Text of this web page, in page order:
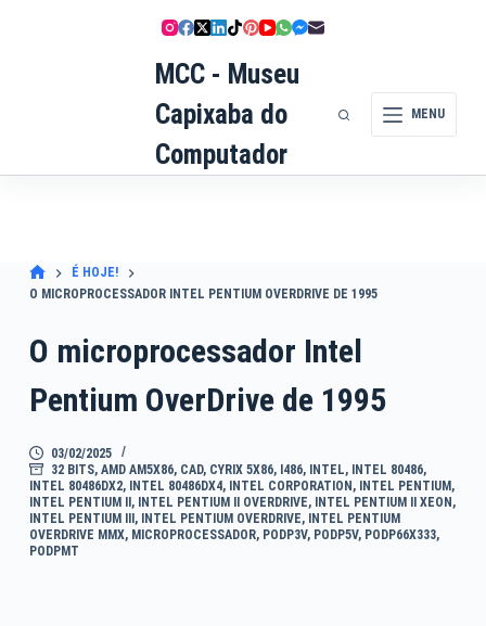
MCC - Museu
Capixaba do
Computador
MENU
É HOJE!
O MICROPROCESSADOR INTEL PENTIUM OVERDRIVE DE 1995
O microprocessador Intel
Pentium OverDrive de 1995
03/02/2025
32 BITS, AMD AM5X86, CAD, CYRIX 5X86, I486, INTEL, INTEL 80486,
INTEL 80486DX2, INTEL 80486DX4, INTEL CORPORATION, INTEL PENTIUM,
INTEL PENTIUM II, INTEL PENTIUM II OVERDRIVE, INTEL PENTIUM II XEON,
INTEL PENTIUM III, INTEL PENTIUM OVERDRIVE, INTEL PENTIUM
OVERDRIVE MMX, MICROPROCESSADOR, PODP3V, PODP5V, PODP66X333,
PODPMT